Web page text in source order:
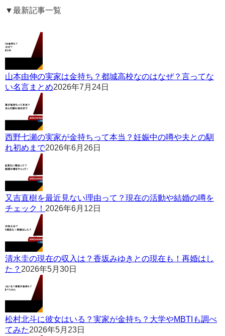
▼最新記事一覧
山本由伸の実家は金持ち？都城高校なのはなぜ？言ってな
い名言まとめ2026年7月24日
西野七瀬の実家が金持ちって本当？妊娠中の噂や夫との馴
れ初めまで2026年6月26日
又吉直樹を最近見ない理由って？現在の活動や結婚の噂を
チェック！ 2026年6月12日
清水圭の現在の収入は？香坂みゆきとの現在も！再婚はし
た？ 2026年5月30日
松村北斗に彼女はいる？実家が金持ち？大学やMBTIも調べ
てみた2026年5月23日